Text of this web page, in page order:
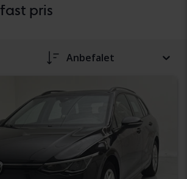
fast pris
Anbefalet